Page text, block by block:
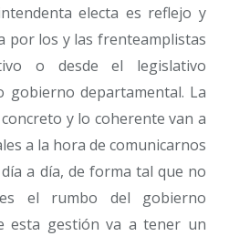
electa es reflejo y
por los y las frenteamplistas
o desde el legislativo
departamental. La
y lo coherente van a
a la hora de comunicarnos
a día, de forma tal que no
el rumbo del gobierno
esta gestión va a tener un